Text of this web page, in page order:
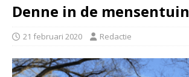
Denne in de mensentuin
21 februari 2020 Redactie